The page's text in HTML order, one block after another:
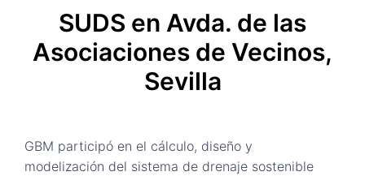
SUDS en Avda. de las
Asociaciones de Vecinos,
Sevilla
GBM participó en el cálculo, diseño y
modelización del sistema de drenaje sostenible